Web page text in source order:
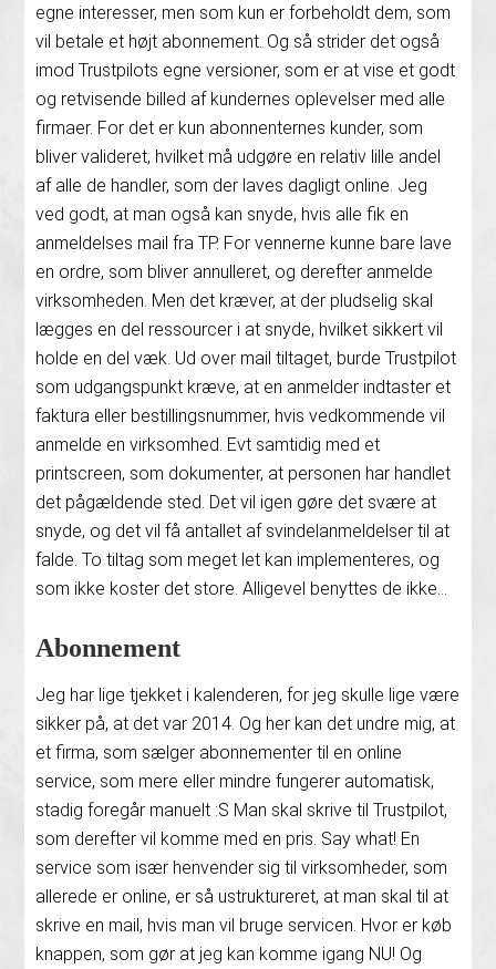
egne interesser, men som kun er forbeholdt dem, som
vil betale et højt abonnement. Og så strider det også
imod Trustpilots egne versioner, som er at vise et godt
og retvisende billed af kundernes oplevelser med alle
firmaer. For det er kun abonnenternes kunder, som
bliver valideret, hvilket må udgøre en relativ lille andel
af alle de handler, som der laves dagligt online. Jeg
ved godt, at man også kan snyde, hvis alle fik en
anmeldelses mail fra TP. For vennerne kunne bare lave
en ordre, som bliver annulleret, og derefter anmelde
virksomheden. Men det kræver, at der pludselig skal
lægges en del ressourcer i at snyde, hvilket sikkert vil
holde en del væk. Ud over mail tiltaget, burde Trustpilot
som udgangspunkt kræve, at en anmelder indtaster et
faktura eller bestillingsnummer, hvis vedkommende vil
anmelde en virksomhed. Evt samtidig med et
printscreen, som dokumenter, at personen har handlet
det pågældende sted. Det vil igen gøre det svære at
snyde, og det vil få antallet af svindelanmeldelser til at
falde. To tiltag som meget let kan implementeres, og
som ikke koster det store. Alligevel benyttes de ikke…
Abonnement
Jeg har lige tjekket i kalenderen, for jeg skulle lige være
sikker på, at det var 2014. Og her kan det undre mig, at
et firma, som sælger abonnementer til en online
service, som mere eller mindre fungerer automatisk,
stadig foregår manuelt :S Man skal skrive til Trustpilot,
som derefter vil komme med en pris. Say what! En
service som især henvender sig til virksomheder, som
allerede er online, er så ustruktureret, at man skal til at
skrive en mail, hvis man vil bruge servicen. Hvor er køb
knappen, som gør at jeg kan komme igang NU! Og